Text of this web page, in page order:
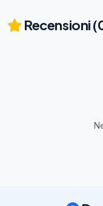
Morabito:
inter/
Lookman,
Recensioni